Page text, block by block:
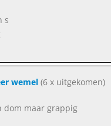
s
wemel(6 x uitgekomen)
dom maar grappig